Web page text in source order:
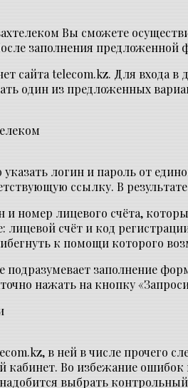
Вы сможете
заполнения предложенной
сайта telecom.kz. Для входа
один из предложенных
логин и пароль от
ссылку. В
номер лицевого счёта,
счёт и код
к помощи которого
заполнение
нажать на кнопку
в ней в числе прочего
кабинет. Во избежание
выбрать